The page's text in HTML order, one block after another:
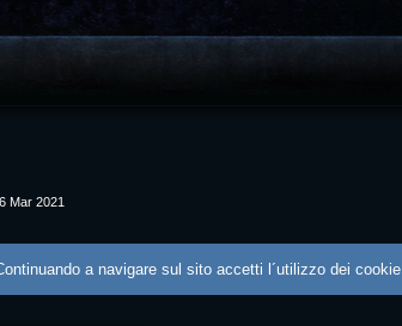
Mar 2021
a navigare sul sito accetti l´utilizzo dei cookie